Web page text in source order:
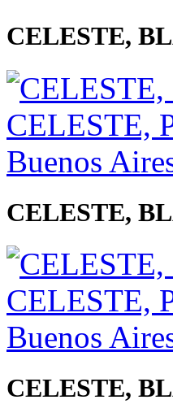
CELESTE,
CELESTE,
CELESTE,